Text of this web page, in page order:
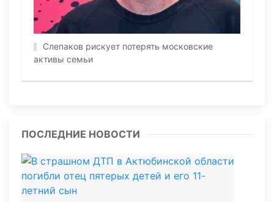
Слепаков рискует потерять московские
активы семьи
ПОСЛЕДНИЕ НОВОСТИ